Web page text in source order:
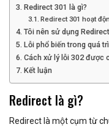
Redirect 301 là gì?
Redirect 301 hoạt
Tôi nên sử dụng
Lỗi phổ biến trong quá
Cách xử lý lỗi 302 được
Kết luận
Redirect là gì?
Redirect là một cụm từ